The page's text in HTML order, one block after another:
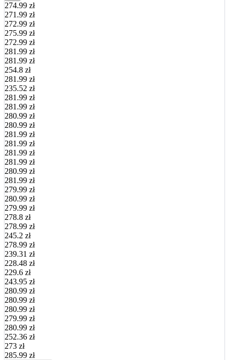
274.99 zł
271.99 zł
272.99 zł
275.99 zł
272.99 zł
281.99 zł
281.99 zł
254.8 zł
281.99 zł
235.52 zł
281.99 zł
281.99 zł
280.99 zł
280.99 zł
281.99 zł
281.99 zł
281.99 zł
281.99 zł
280.99 zł
281.99 zł
279.99 zł
280.99 zł
279.99 zł
278.8 zł
278.99 zł
245.2 zł
278.99 zł
239.31 zł
228.48 zł
229.6 zł
243.95 zł
280.99 zł
280.99 zł
280.99 zł
279.99 zł
280.99 zł
252.36 zł
273 zł
285.99 zł